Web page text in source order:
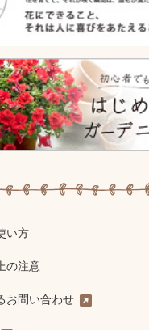
い方
の注意
お問い合わせ